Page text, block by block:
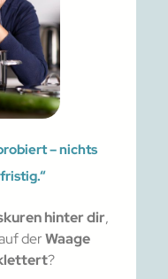
– nichts
hinter dir,
derWaage
?